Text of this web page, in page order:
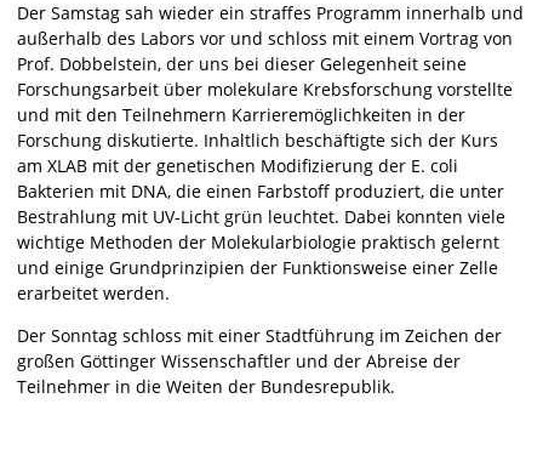
Der Samstag sah wieder ein straffes Programm innerhalb und
außerhalb des Labors vor und schloss mit einem Vortrag von
Prof. Dobbelstein, der uns bei dieser Gelegenheit seine
Forschungsarbeit über molekulare Krebsforschung vorstellte
und mit den Teilnehmern Karrieremöglichkeiten in der
Forschung diskutierte. Inhaltlich beschäftigte sich der Kurs
am XLAB mit der genetischen Modifizierung der E. coli
Bakterien mit DNA, die einen Farbstoff produziert, die unter
Bestrahlung mit UV-Licht grün leuchtet. Dabei konnten viele
wichtige Methoden der Molekularbiologie praktisch gelernt
und einige Grundprinzipien der Funktionsweise einer Zelle
erarbeitet werden.
Der Sonntag schloss mit einer Stadtführung im Zeichen der
großen Göttinger Wissenschaftler und der Abreise der
Teilnehmer in die Weiten der Bundesrepublik.